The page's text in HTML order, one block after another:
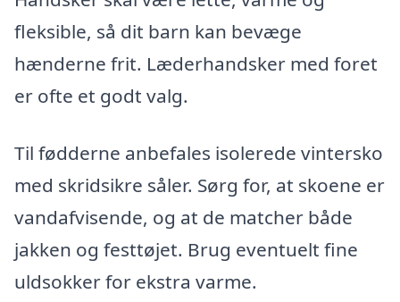
fleksible, så dit barn kan bevæge
hænderne frit. Læderhandsker med foret
er ofte et godt valg.
Til fødderne anbefales isolerede vintersko
med skridsikre såler. Sørg for, at skoene er
vandafvisende, og at de matcher både
jakken og festtøjet. Brug eventuelt fine
uldsokker for ekstra varme.